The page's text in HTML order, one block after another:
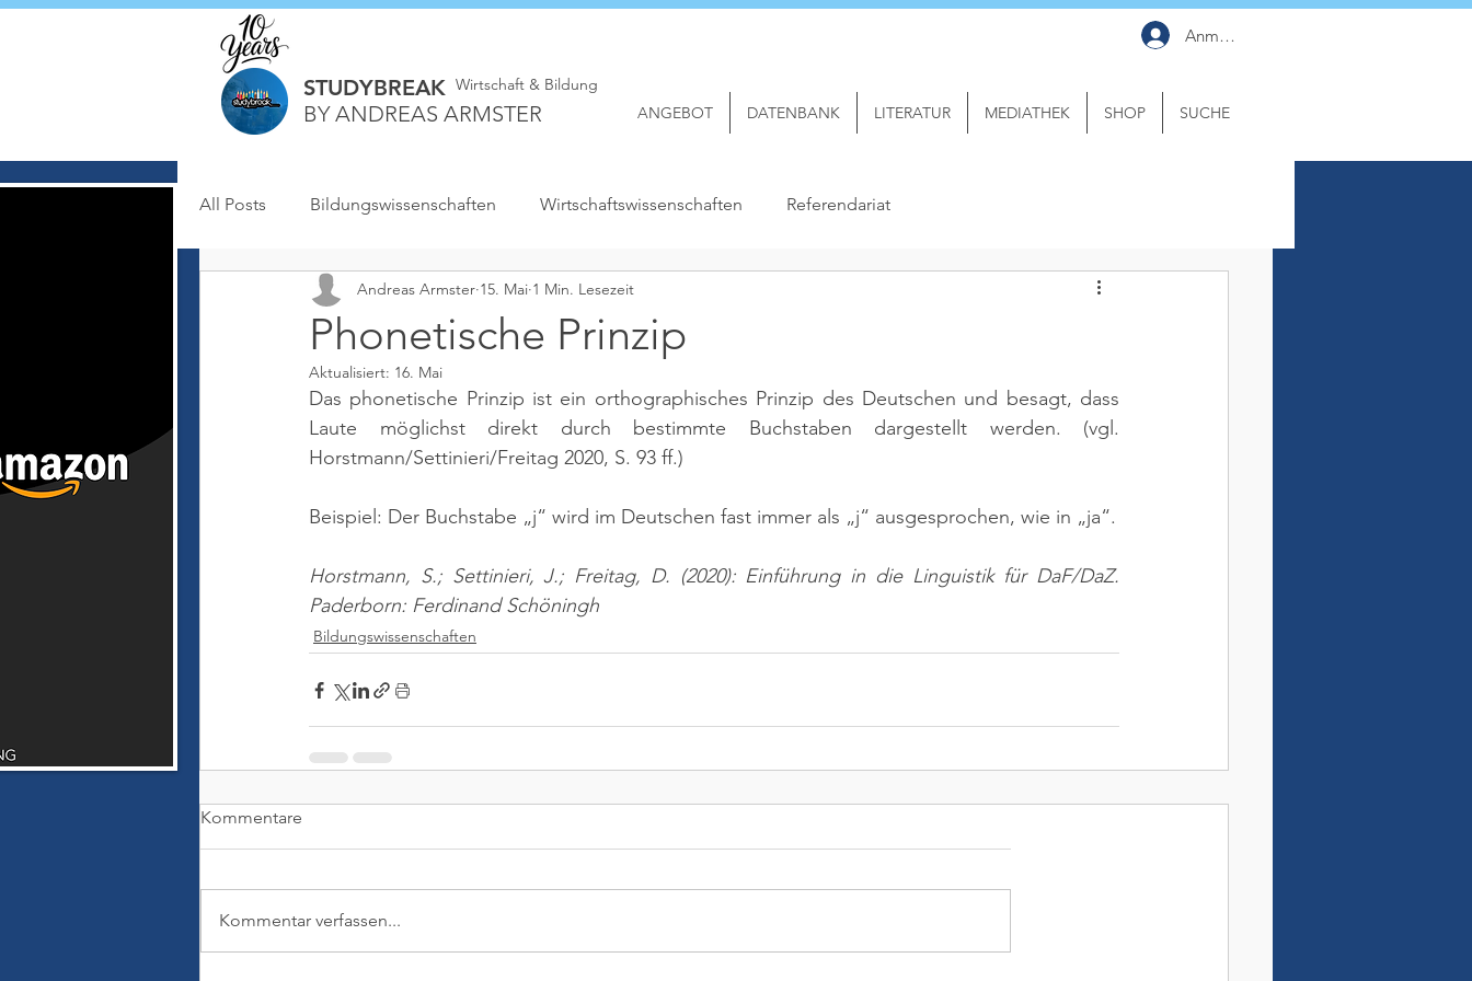
STUDYBREAK
BY ANDREAS ARMSTER
Wirtschaft & Bildung
Anmelden
ANGEBOT DATENBANK LITERATUR MEDIATHEK SHOP SUCHE
All Posts Bildungswissenschaften Wirtschaftswissenschaften Referendariat
Phonetische Prinzip
Andreas Armster 15. Mai 1 Min. Lesezeit
Aktualisiert: 16. Mai
Das phonetische Prinzip ist ein orthographisches Prinzip des Deutschen und besagt, dass
Laute möglichst direkt durch bestimmte Buchstaben dargestellt werden. (vgl.
Horstmann/Settinieri/Freitag 2020, S. 93 ff.)
Beispiel: Der Buchstabe „j“ wird im Deutschen fast immer als „j“ ausgesprochen, wie in „ja“.
Horstmann, S.; Settinieri, J.; Freitag, D. (2020): Einführung in die Linguistik für DaF/DaZ.
Paderborn: Ferdinand Schöningh
Bildungswissenschaften
Kommentare
Kommentar verfassen...